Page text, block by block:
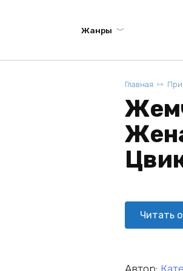
Жанры
Главная
Читать
Автор: